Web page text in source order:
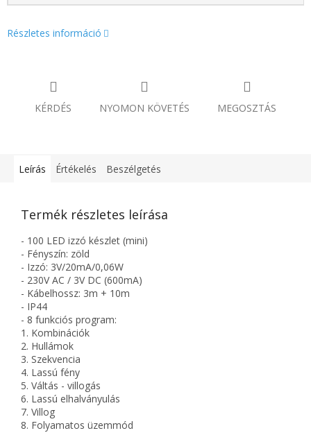
Részletes információ
KÉRDÉS NYOMON KÖVETÉS MEGOSZTÁS
Leírás Értékelés Beszélgetés
Termék részletes leírása
- 100 LED izzó készlet (mini)
- Fényszín: zöld
- Izzó: 3V/20mA/0,06W
- 230V AC / 3V DC (600mA)
- Kábelhossz: 3m + 10m
- IP44
- 8 funkciós program:
1. Kombinációk
2. Hullámok
3. Szekvencia
4. Lassú fény
5. Váltás - villogás
6. Lassú elhalványulás
7. Villog
8. Folyamatos üzemmód